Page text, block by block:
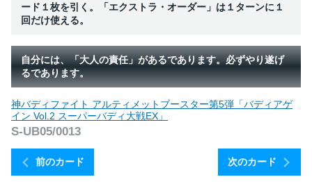
ード１枚を引く。「エクストラ・オーダー」は１ターンに１
回だけ使える。
自分には、「大人の責任」があるであります。必ずやり遂げ
るであります。
前のカード
神バディファイト アルティメットブースター第5弾「バディアゲ
イン Vol.2 スーパーバディ大戦EX」
S-UB05/0013
次のカード